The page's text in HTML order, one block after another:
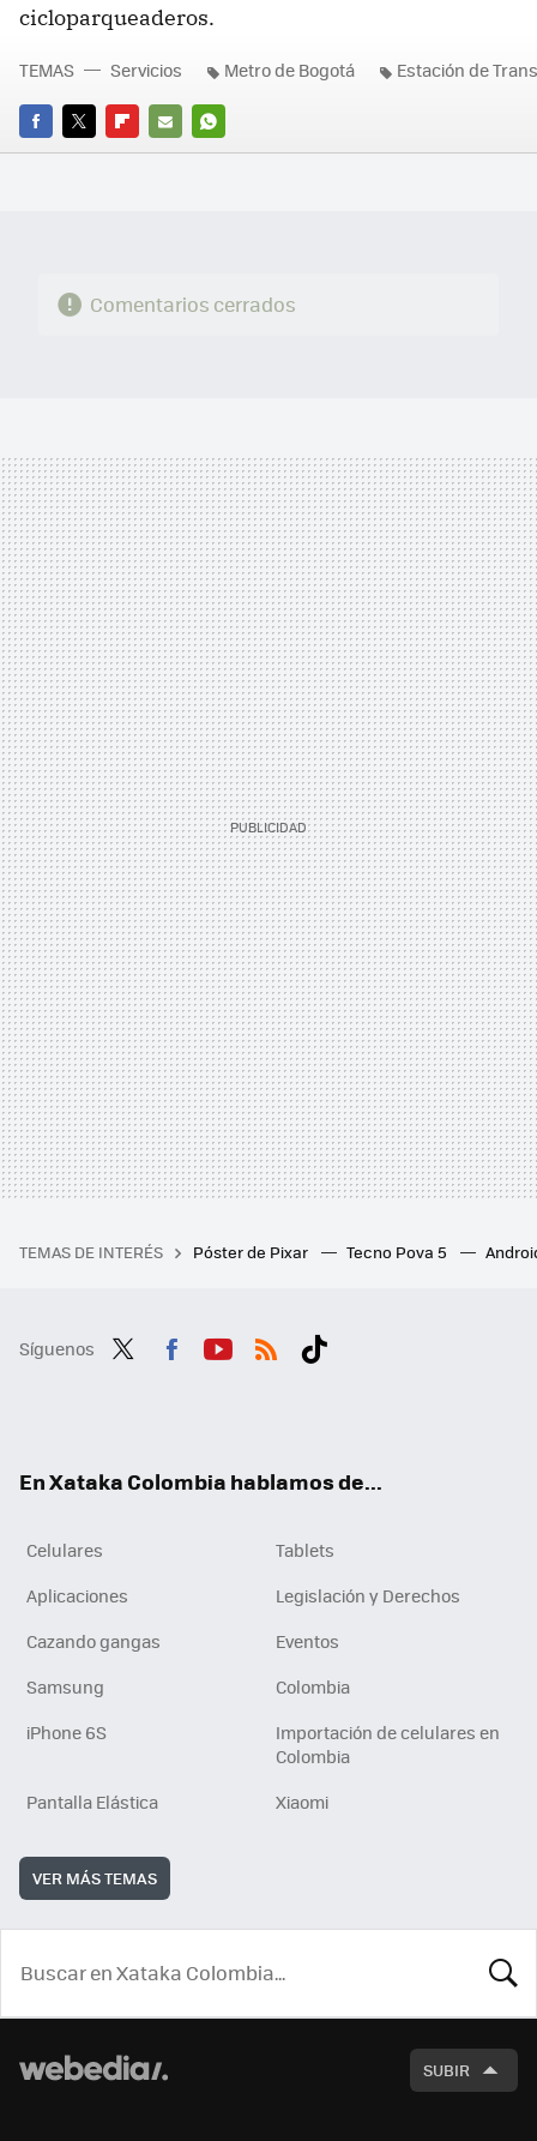
cicloparqueaderos.
FACEBOOK
TWITTERFLIPBOARD
E-
WHATSAPP
TEMAS Servicios Metro de Bogotá Estación de
Comentarios cerrados
TEMAS DE INTERÉS Póster de Pixar Tecno Pova 5
Síguenos
En Xataka Colombia hablamos de...
Celulares
Tablets
Aplicaciones
Legislación y Derechos
Cazando gangas
Eventos
Samsung
Colombia
iPhone 6S
Importación de celulares en
Colombia
Pantalla Elástica
Xiaomi
VER MÁS TEMAS
SUBIR